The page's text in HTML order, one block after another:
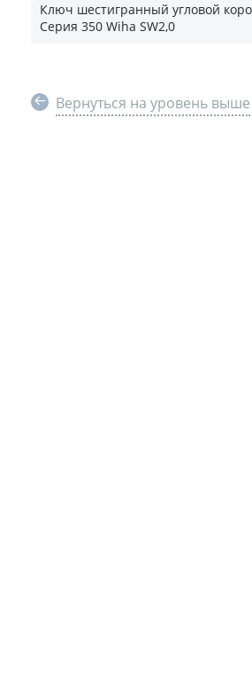
Ключ шестигранный угловой
Серия 350 Wiha SW2,0
Вернуться на уровень выше